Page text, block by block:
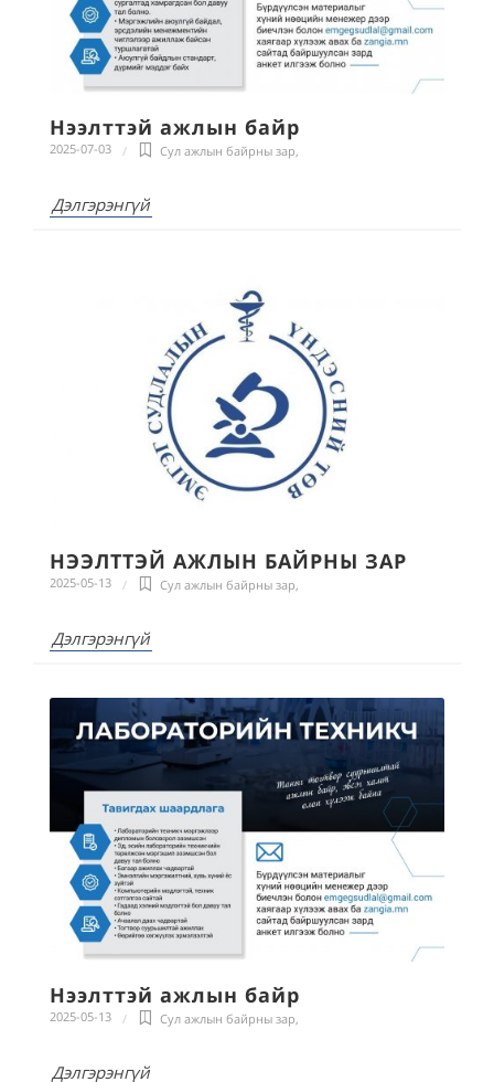
Нээлттэй ажлын байр
2025-07-03 Сул ажлын байрны зар,
Дэлгэрэнгүй
НЭЭЛТТЭЙ АЖЛЫН БАЙРНЫ ЗАР
2025-05-13 Сул ажлын байрны зар,
Дэлгэрэнгүй
Нээлттэй ажлын байр
2025-05-13 Сул ажлын байрны зар,
Дэлгэрэнгүй